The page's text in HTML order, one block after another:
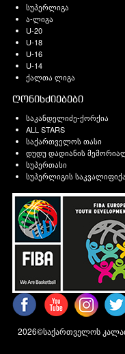
სუპერლიგა
ა-ლიგა
U-20
U-18
U-16
U-14
ქალთა ლიგა
ღონისძიებები
საკანდელიძე-ქორქია
ALL STARS
საქართველოს თასი
დუდუ დადიანის
სუპერთასი
სუპერლიგის
2026©საქართველოს